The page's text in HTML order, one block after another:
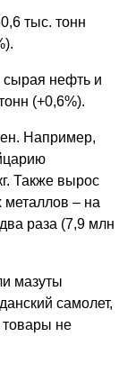
тыс. тонн
нефть и
(+0,6%).
Например,
Также вырос
металлов – на
раза (7,9 млн
мазуты
самолет,
товары не